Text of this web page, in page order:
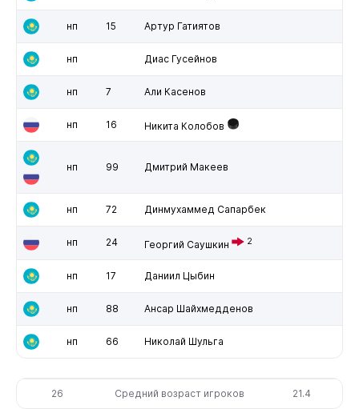
нп 15 Артур Гатиятов
нп Диас Гусейнов
нп 7 Али Касенов
нп 16 Никита Колобов
нп 99 Дмитрий Макеев
нп 72 Динмухаммед Сапарбек
нп 24 Георгий Саушкин 2
нп 17 Даниил Цыбин
нп 88 Ансар Шайхмедденов
нп 66 Николай Шульга
26 Средний возраст игроков 21.4